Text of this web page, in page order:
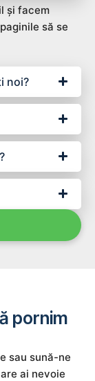
și facem
să se
noi?
pornim
sau sună-ne
ai nevoie